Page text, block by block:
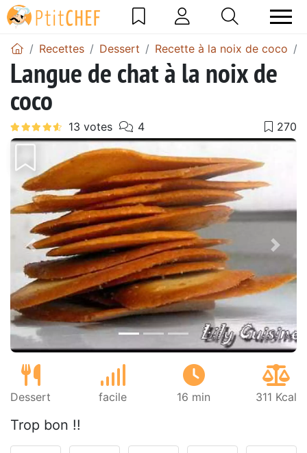
Recettes Dessert Recette à la noix de coco
Langue de chat à la noix de
coco
Précédent
Dessert facile 16 min 311 Kcal
Trop bon !!